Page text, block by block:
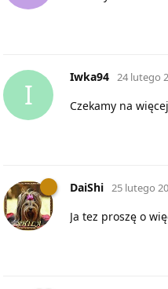
I
Iwka94 24 lutego
Czekamy na
DaiShi 25 lutego
Ja tez proszę o